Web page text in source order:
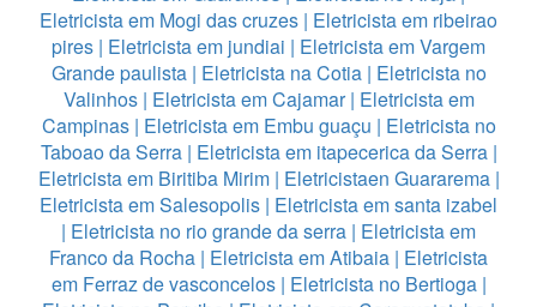
Eletricista em Mogi das cruzes | Eletricista em ribeirao
pires | Eletricista em jundiai | Eletricista em Vargem
Grande paulista| Eletricista na Cotia| Eletricista no
Valinhos| Eletricista em Cajamar| Eletricista em
Campinas| Eletricista em Embu guaçu | Eletricista no
Taboao da Serra| Eletricista em itapecerica da Serra|
Eletricista em Biritiba Mirim| Eletricistaen Guararema|
Eletricista em Salesopolis | Eletricista em santa izabel
| Eletricista no rio grande da serra | Eletricista em
Franco da Rocha | Eletricista em Atibaia | Eletricista
em Ferraz de vasconcelos| Eletricista no Bertioga|